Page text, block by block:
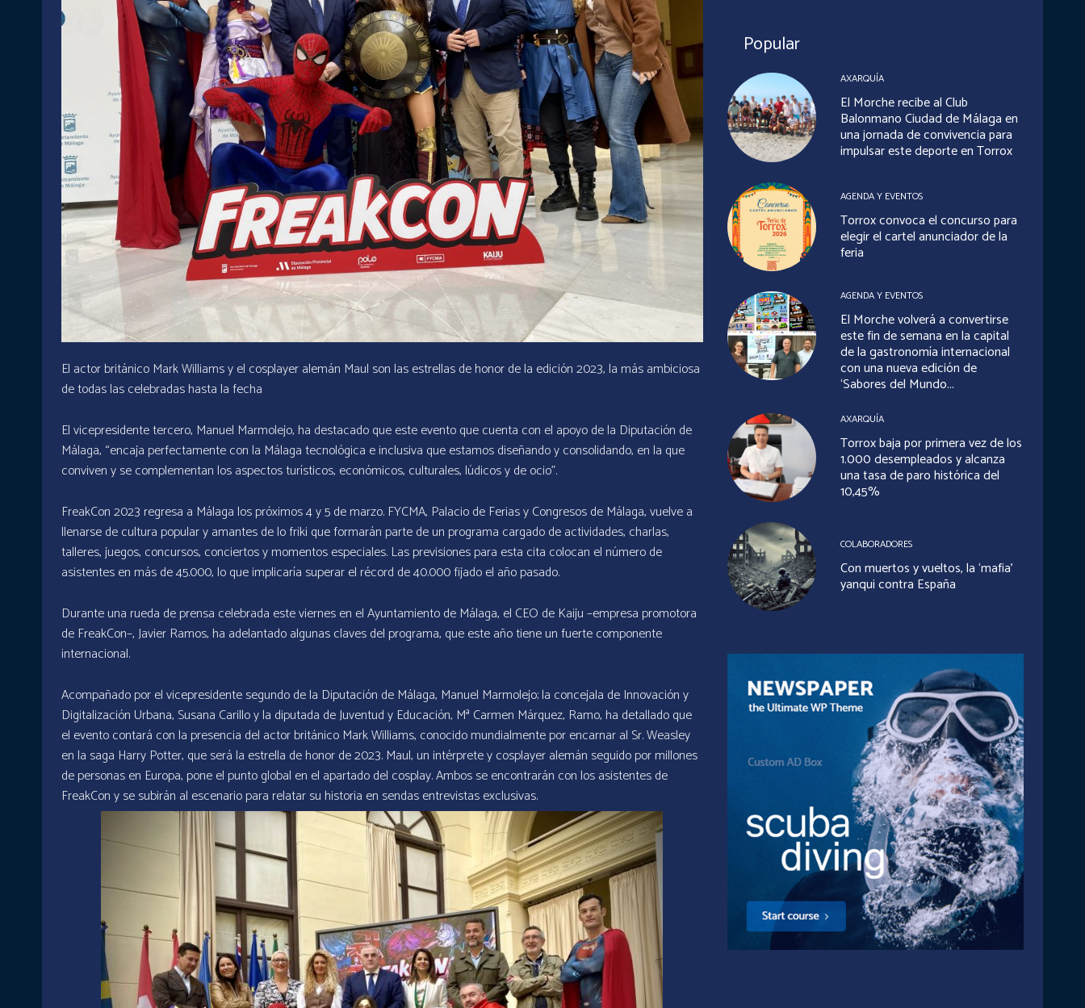
El actor británico Mark Williams y el cosplayer alemán Maul son las estrellas de honor de la edición 2023, la más ambiciosa
de todas las celebradas hasta la fecha
El vicepresidente tercero, Manuel Marmolejo, ha destacado que este evento que cuenta con el apoyo de la Diputación de
Málaga, “encaja perfectamente con la Málaga tecnológica e inclusiva que estamos diseñando y consolidando, en la que
conviven y se complementan los aspectos turísticos, económicos, culturales, lúdicos y de ocio”.
FreakCon 2023 regresa a Málaga los próximos 4 y 5 de marzo. FYCMA, Palacio de Ferias y Congresos de Málaga, vuelve a
llenarse de cultura popular y amantes de lo friki que formarán parte de un programa cargado de actividades, charlas,
talleres, juegos, concursos, conciertos y momentos especiales. Las previsiones para esta cita colocan el número de
asistentes en más de 45.000, lo que implicaría superar el récord de 40.000 fijado el año pasado.
Durante una rueda de prensa celebrada este viernes en el Ayuntamiento de Málaga, el CEO de Kaiju –empresa promotora
de FreakCon–, Javier Ramos, ha adelantado algunas claves del programa, que este año tiene un fuerte componente
internacional.
Acompañado por el vicepresidente segundo de la Diputación de Málaga, Manuel Marmolejo; la concejala de Innovación y
Digitalización Urbana, Susana Carillo y la diputada de Juventud y Educación, Mª Carmen Márquez, Ramo, ha detallado que
el evento contará con la presencia del actor británico Mark Williams, conocido mundialmente por encarnar al Sr. Weasley
en la saga Harry Potter, que será la estrella de honor de 2023. Maul, un intérprete y cosplayer alemán seguido por millones
de personas en Europa, pone el punto global en el apartado del cosplay. Ambos se encontrarán con los asistentes de
FreakCon y se subirán al escenario para relatar su historia en sendas entrevistas exclusivas.
Popular
AXARQUÍA
El Morche recibe al Club
Balonmano Ciudad de Málaga en
una jornada de convivencia para
impulsar este deporte en Torrox
AGENDA Y EVENTOS
Torrox convoca el concurso para
elegir el cartel anunciador de la
feria
AGENDA Y EVENTOS
El Morche volverá a convertirse
este fin de semana en la capital
de la gastronomía internacional
con una nueva edición de
‘Sabores del Mundo...
AXARQUÍA
Torrox baja por primera vez de los
1.000 desempleados y alcanza
una tasa de paro histórica del
10,45%
COLABORADORES
Con muertos y vueltos, la ‘mafia’
yanqui contra España